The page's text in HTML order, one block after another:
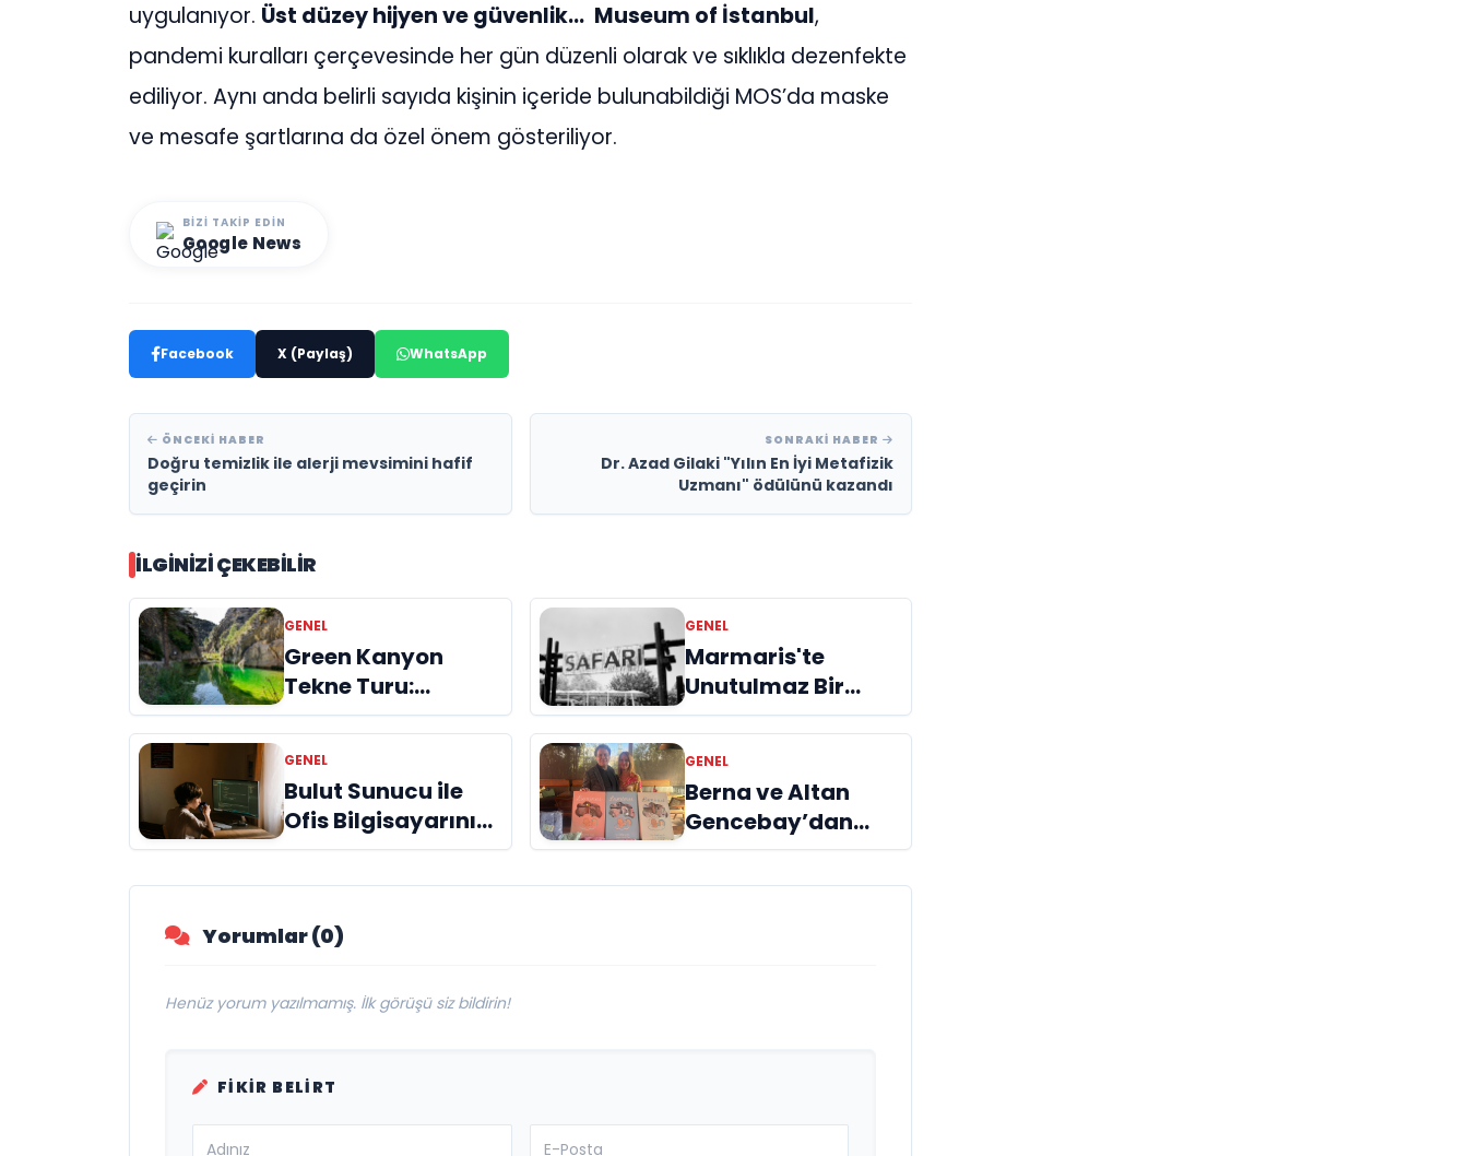
uygulanıyor. Üst düzey hijyen ve güvenlik… Museum of İstanbul,
pandemi kuralları çerçevesinde her gün düzenli olarak ve sıklıkla dezenfekte
ediliyor. Aynı anda belirli sayıda kişinin içeride bulunabildiği MOS’da maske
ve mesafe şartlarına da özel önem gösteriliyor.
BIZI TAKIP EDIN
Google News
Facebook X (Paylaş) WhatsApp
ÖNCEKI HABER
Doğru temizlik ile alerji mevsimini hafif
geçirin
SONRAKI HABER
Dr. Azad Gilaki "Yılın En İyi Metafizik
Uzmanı" ödülünü kazandı
İLGINIZI ÇEKEBILIR
GENEL
Green Kanyon
Tekne Turu:
Doğanın Kalbinde
Deneyim
GENEL
Marmaris'te
Unutulmaz Bir
Deneyim: At Safari
GENEL
Bulut Sunucu ile
Ofis Bilgisayarınızı
İnternete Taşıyın
GENEL
Berna ve Altan
Gencebay’dan
yeni marka:
Luminus
Yorumlar (0)
Henüz yorum yazılmamış. İlk görüşü siz bildirin!
FIKIR BELIRT